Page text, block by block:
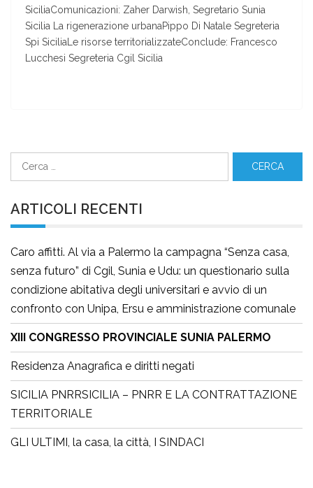
SiciliaComunicazioni: Zaher Darwish, Segretario Sunia
Sicilia La rigenerazione urbanaPippo Di Natale Segreteria
Spi SiciliaLe risorse territorializzateConclude: Francesco
Lucchesi Segreteria Cgil Sicilia
ARTICOLI RECENTI
Caro affitti. Al via a Palermo la campagna “Senza casa,
senza futuro” di Cgil, Sunia e Udu: un questionario sulla
condizione abitativa degli universitari e avvio di un
confronto con Unipa, Ersu e amministrazione comunale
XIII CONGRESSO PROVINCIALE SUNIA PALERMO
Residenza Anagrafica e diritti negati
SICILIA PNRRSICILIA – PNRR E LA CONTRATTAZIONE
TERRITORIALE
GLI ULTIMI, la casa, la città, I SINDACI